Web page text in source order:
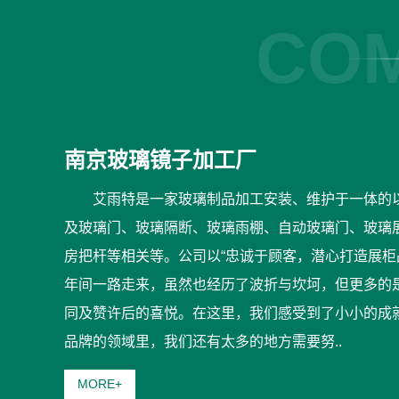
南京玻璃镜子加工厂
艾雨特是一家玻璃制品加工安装、维护于一体
及玻璃门、玻璃隔断、玻璃雨棚、自动玻璃门、玻
房把杆等相关等。公司以“忠诚于顾客，潜心打造展
年间一路走来，虽然也经历了波折与坎坷，但更多
同及赞许后的喜悦。在这里，我们感受到了小小的
品牌的领域里，我们还有太多的地方需要努..
MORE+